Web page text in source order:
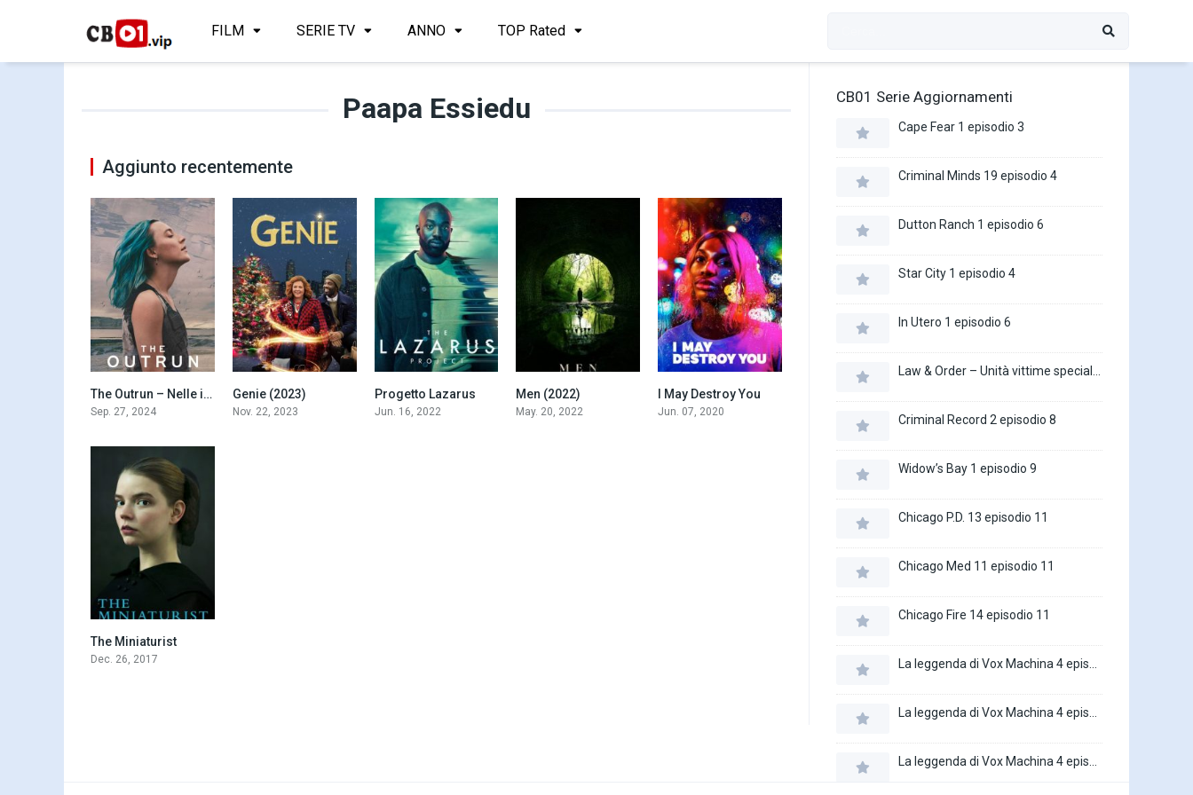
FILM SERIE TV ANNO TOP Rated
Paapa Essiedu
Aggiunto recentemente
6.9The Outrun – Nelle isole estreme (2024)
Sep. 27, 2024
Genie (2023)
Nov. 22, 2023
Progetto Lazarus
Jun. 16, 2022
Men (2022)
May. 20, 2022
7.8
I May Destroy You
Jun. 07, 2020
The Miniaturist
Dec. 26, 2017
CB01 Serie Aggiornamenti
Cape Fear 1 episodio 3
Criminal Minds 19 episodio 4
Dutton Ranch 1 episodio 6
Star City 1 episodio 4
In Utero 1 episodio 6
Criminal Record 2 episodio 8
Widow’s Bay 1 episodio 9
Chicago P.D. 13 episodio 11
Chicago Med 11 episodio 11
Chicago Fire 14 episodio 11